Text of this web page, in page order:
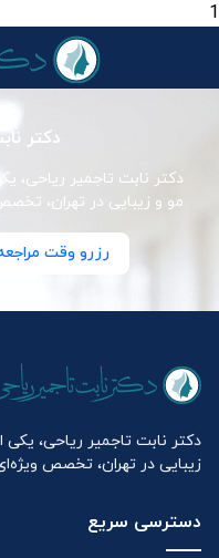
1
دکتر
دکتر نابت تاجمیر
مو و زیبایی در تهران،
رزرو وقت
دکتر نابت تاجمیر ریاحی،
زیبایی در تهران، تخصص
دسترسی سریع